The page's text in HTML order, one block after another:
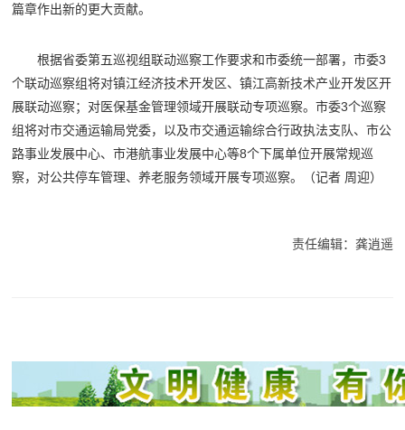
篇章作出新的更大贡献。
根据省委第五巡视组联动巡察工作要求和市委统一部署，市委3
个联动巡察组将对镇江经济技术开发区、镇江高新技术产业开发区开
展联动巡察；对医保基金管理领域开展联动专项巡察。市委3个巡察
组将对市交通运输局党委，以及市交通运输综合行政执法支队、市公
路事业发展中心、市港航事业发展中心等8个下属单位开展常规巡
察，对公共停车管理、养老服务领域开展专项巡察。
（记者 周迎）
责任编辑：龚逍遥